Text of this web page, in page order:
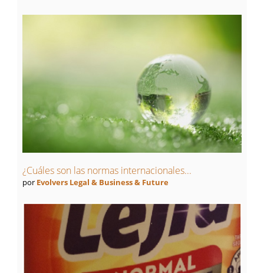
¿Cuáles son las normas internacionales...
por Evolvers Legal & Business & Future